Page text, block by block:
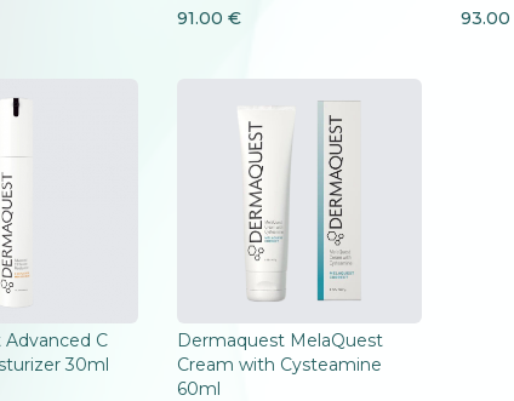
91.00 €
93.00
C
30ml
Dermaquest MelaQuest
Cream with Cysteamine
60ml